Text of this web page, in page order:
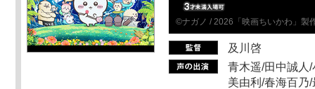
©ナガノ / 2026「映画ちいかわ」製
及川啓
青木遥/田中誠人
美由利/春海百乃